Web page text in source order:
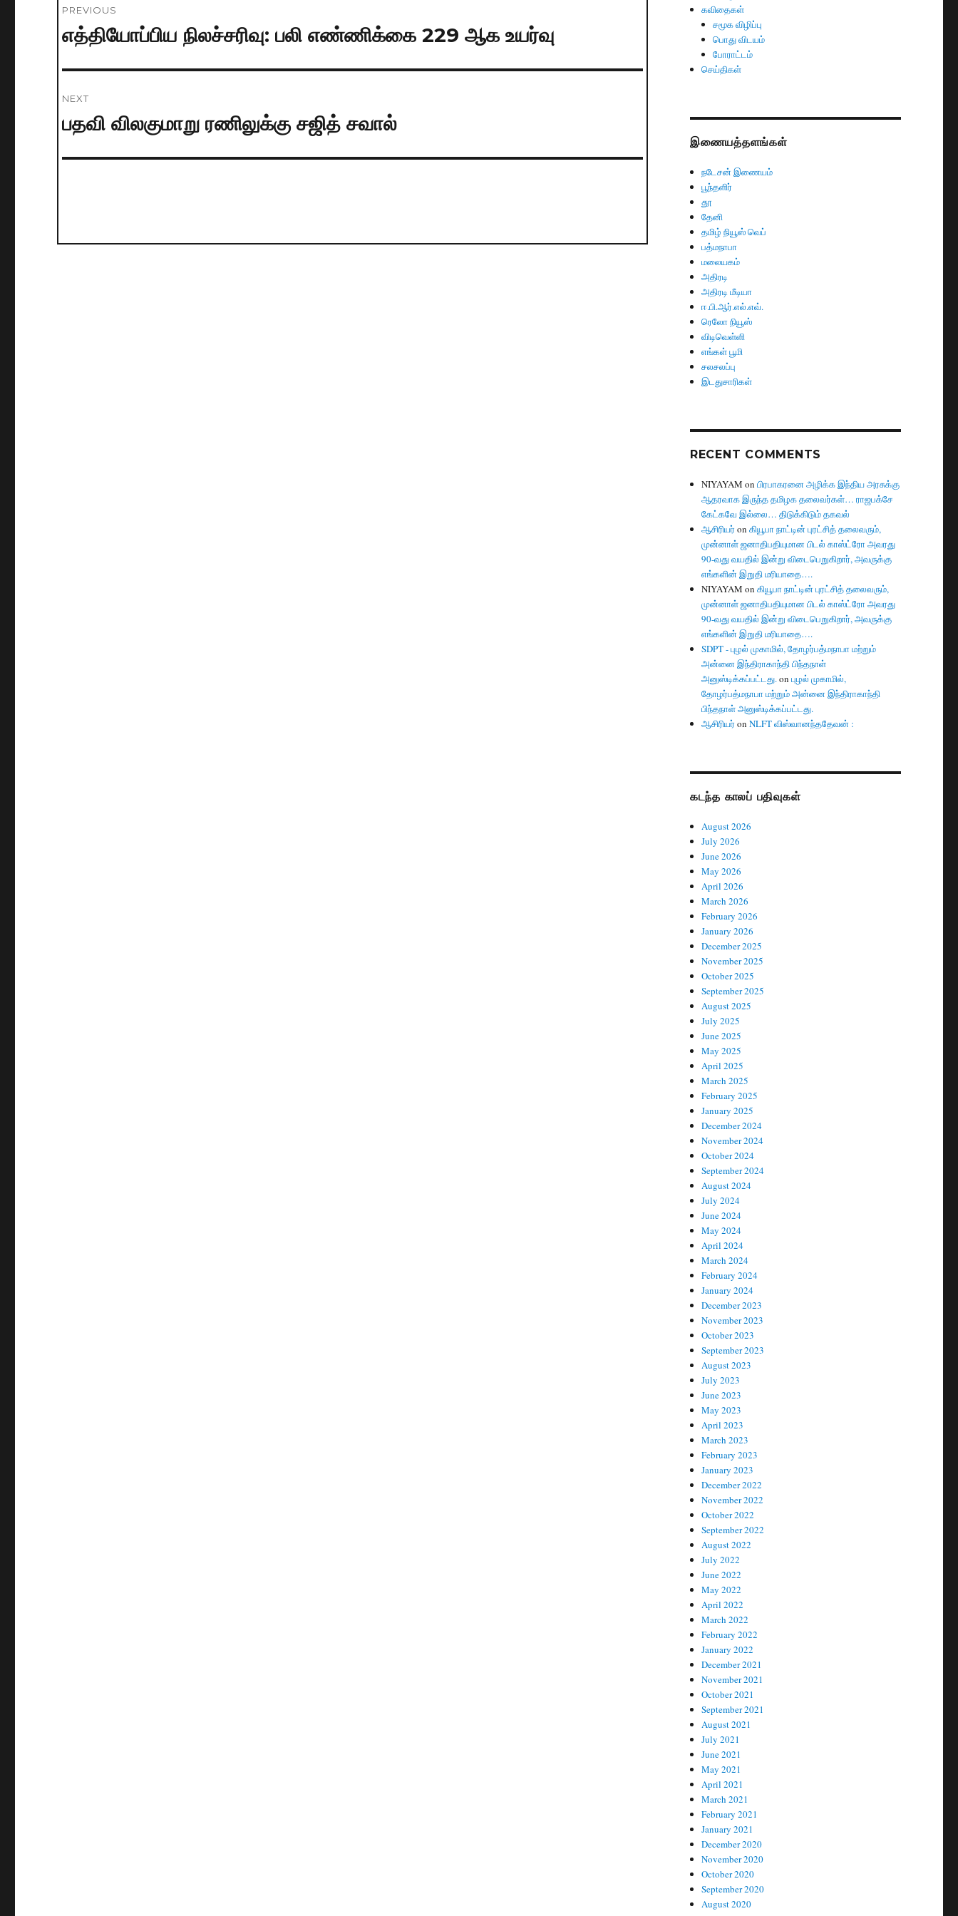
navigation
PREVIOUS
Previous
எத்தியோப்பிய நிலச்சரிவு: பலி எண்ணிக்கை 229 ஆக உயர்வு
NEXT
Next
பதவி விலகுமாறு ரணிலுக்கு சஜித் சவால்
கவிதைகள்
சமூக விழிப்பு
பொது விடயம்
போராட்டம்
செய்திகள்
இணையத்தளங்கள்
நடேசன் இணையம்
பூந்தளிர்
தூ
தேனி
தமிழ் நியூஸ் வெப்
பத்மநாபா
மலையகம்
அதிரடி
அதிரடி மீடியா
ஈ.பி.ஆர்.எல்.எவ்.
ரெலோ நியூஸ்
விடிவெள்ளி
எங்கள் பூமி
சலசலப்பு
இடதுசாரிகள்
RECENT COMMENTS
NIYAYAM onபிரபாகரனை அழிக்க இந்திய அரசுக்கு
ஆதரவாக இருந்த தமிழக தலைவர்கள்… ராஜபக்சே
கேட்கவே இல்லை… திடுக்கிடும் தகவல்
ஆசிரியர் onகியூபா நாட்டின் புரட்சித் தலைவரும்,
முன்னாள் ஜனாதிபதியுமான பிடல் காஸ்ட்ரோ அவரது
90-வது வயதில் இன்று விடைபெறுகிறார், அவருக்கு
எங்களின் இறுதி மரியாதை….
NIYAYAM onகியூபா நாட்டின் புரட்சித் தலைவரும்,
முன்னாள் ஜனாதிபதியுமான பிடல் காஸ்ட்ரோ அவரது
90-வது வயதில் இன்று விடைபெறுகிறார், அவருக்கு
எங்களின் இறுதி மரியாதை….
SDPT - புழல் முகாமில், தோழர்பத்மநாபா மற்றும்
அன்னை இந்திராகாந்தி பிந்தநாள்
அனுஸ்டிக்கப்பட்டது.onபுழல் முகாமில்,
தோழர்பத்மநாபா மற்றும் அன்னை இந்திராகாந்தி
பிந்தநாள் அனுஸ்டிக்கப்பட்டது.
ஆசிரியர் onNLFT விஸ்வானந்ததேவன் :
கடந்த காலப் பதிவுகள்
August 2026
July 2026
June 2026
May 2026
April 2026
March 2026
February 2026
January 2026
December 2025
November 2025
October 2025
September 2025
August 2025
July 2025
June 2025
May 2025
April 2025
March 2025
February 2025
January 2025
December 2024
November 2024
October 2024
September 2024
August 2024
July 2024
June 2024
May 2024
April 2024
March 2024
February 2024
January 2024
December 2023
November 2023
October 2023
September 2023
August 2023
July 2023
June 2023
May 2023
April 2023
March 2023
February 2023
January 2023
December 2022
November 2022
October 2022
September 2022
August 2022
July 2022
June 2022
May 2022
April 2022
March 2022
February 2022
January 2022
December 2021
November 2021
October 2021
September 2021
August 2021
July 2021
June 2021
May 2021
April 2021
March 2021
February 2021
January 2021
December 2020
November 2020
October 2020
September 2020
August 2020